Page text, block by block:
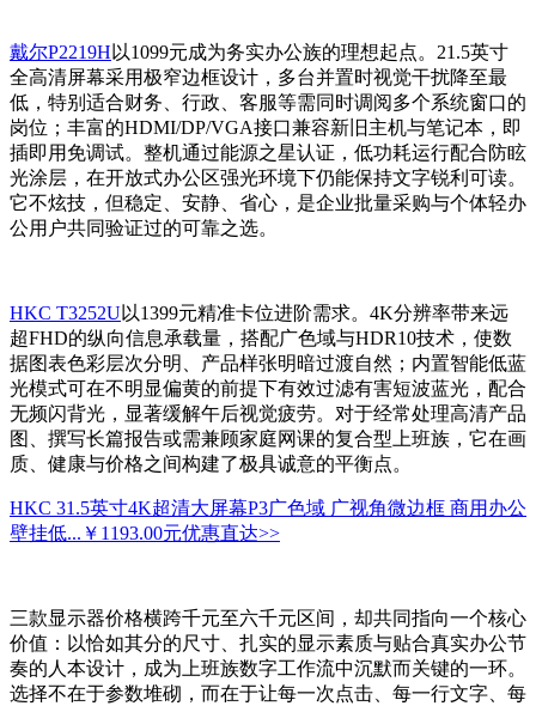
戴尔P2219H 以1099元成为务实办公族的理想起点。21.5英寸
全高清屏幕采用极窄边框设计，多台并置时视觉干扰降至最
低，特别适合财务、行政、客服等需同时调阅多个系统窗口的
岗位；丰富的HDMI/DP/VGA接口兼容新旧主机与笔记本，即
插即用免调试。整机通过能源之星认证，低功耗运行配合防眩
光涂层，在开放式办公区强光环境下仍能保持文字锐利可读。
它不炫技，但稳定、安静、省心，是企业批量采购与个体轻办
公用户共同验证过的可靠之选。
HKC T3252U以1399元精准卡位进阶需求。4K分辨率带来远
超FHD的纵向信息承载量，搭配广色域与HDR10技术，使数
据图表色彩层次分明、产品样张明暗过渡自然；内置智能低蓝
光模式可在不明显偏黄的前提下有效过滤有害短波蓝光，配合
无频闪背光，显著缓解午后视觉疲劳。对于经常处理高清产品
图、撰写长篇报告或需兼顾家庭网课的复合型上班族，它在画
质、健康与价格之间构建了极具诚意的平衡点。
HKC 31.5英寸4K超清大屏幕P3广色域 广视角微边框 商用办公
壁挂低... ￥1193.00元优惠直达>>
三款显示器价格横跨千元至六千元区间，却共同指向一个核心
价值：以恰如其分的尺寸、扎实的显示素质与贴合真实办公节
奏的人本设计，成为上班族数字工作流中沉默而关键的一环。
选择不在于参数堆砌，而在于让每一次点击、每一行文字、每